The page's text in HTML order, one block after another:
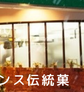
ス伝統菓